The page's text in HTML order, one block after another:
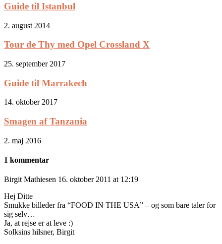
Guide til Istanbul
2. august 2014
Tour de Thy med Opel Crossland X
25. september 2017
Guide til Marrakech
14. oktober 2017
Smagen af Tanzania
2. maj 2016
1 kommentar
Birgit Mathiesen 16. oktober 2011 at 12:19
Hej Ditte
Smukke billeder fra “FOOD IN THE USA” – og som bare taler for
sig selv…
Ja, at rejse er at leve :)
Solksins hilsner, Birgit